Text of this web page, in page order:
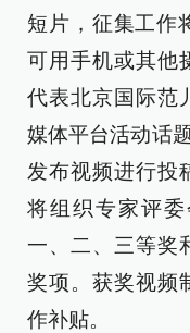
短片，征集工作
可用手机或其他
代表北京国际范
媒体平台活动话
发布视频进行投
将组织专家评
一、二、三等奖
奖项。获奖视频
作补贴。